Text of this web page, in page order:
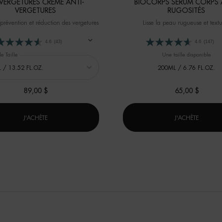
CRÈME ANTI-
VERGETURES
et réduction des vergetures
4.6 (43)
Taille
89,00 $
J'ACHÈTE
BIOCORPS SÉRUM CORPS
RUGOSITÉS
Lisse la peau rugueuse et
4.6 (147)
Une taille disponible
200ML / 6.76 FL.OZ.
65,00 $
J'ACHÈTE